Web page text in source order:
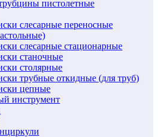
пистолетные
слесарные переносные
слесарные стационарные
станочные
столярные
трубные откидные (для труб)
цепные
инструмент